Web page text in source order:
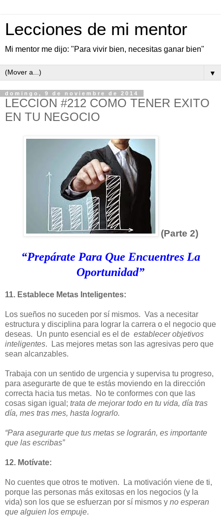
Lecciones de mi mentor
Mi mentor me dijo: "Para vivir bien, necesitas ganar bien"
▼
domingo, 9 de noviembre de 2014
LECCION #212 COMO TENER EXITO
EN TU NEGOCIO
(Parte 2)
“Prepárate Para Que Encuentres La
Oportunidad”
11. Establece Metas Inteligentes:
Los sueños no suceden por sí mismos. Vas a necesitar
estructura y disciplina para lograr la carrera o el negocio que
deseas. Un punto esencial es el de establecer objetivos
inteligentes. Las mejores metas son las agresivas pero que
sean alcanzables.
Trabaja con un sentido de urgencia y supervisa tu progreso,
para asegurarte de que te estás moviendo en la dirección
correcta hacia tus metas. No te conformes con que las
cosas sigan igual; trata de mejorar todo en tu vida, día tras
día, mes tras mes, hasta lograrlo.
“Para asegurarte que tus metas se lograrán, es importante
que las escribas”
12. Motívate:
No cuentes que otros te motiven. La motivación viene de ti,
porque las personas más exitosas en los negocios (y la
vida) son los que se esfuerzan por sí mismos y no esperan
que alguien los empuje.